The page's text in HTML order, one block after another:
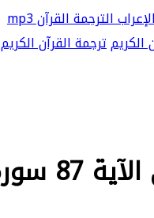
الترجمةالقرآن mp3
الكريمترجمة القرآن الكريم
فسوف نعذبه ثم